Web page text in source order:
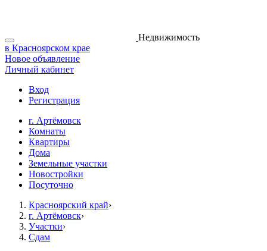
Недвижимость
в Красноярском крае
Новое объявление
Личный кабинет
Вход
Регистрация
г. Артёмовск
Комнаты
Квартиры
Дома
Земельные участки
Новостройки
Посуточно
Красноярский край›
г. Артёмовск›
Участки›
Сдам